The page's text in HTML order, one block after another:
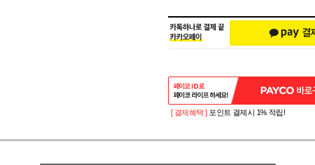
[ 결제혜택 ] 포인트 결제시 1% 적립!